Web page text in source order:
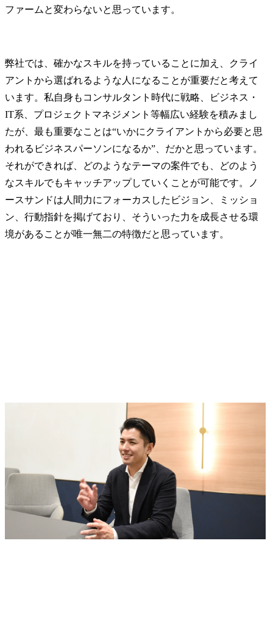
ファームと変わらないと思っています。
弊社では、確かなスキルを持っていることに加え、クライ
アントから選ばれるような人になることが重要だと考えて
います。私自身もコンサルタント時代に戦略、ビジネス・
IT系、プロジェクトマネジメント等幅広い経験を積みまし
たが、最も重要なことは“いかにクライアントから必要と思
われるビジネスパーソンになるか”、だかと思っています。
それができれば、どのようなテーマの案件でも、どのよう
なスキルでもキャッチアップしていくことが可能です。ノ
ースサンドは人間力にフォーカスしたビジョン、ミッショ
ン、行動指針を掲げており、そういった力を成長させる環
境があることが唯一無二の特徴だと思っています。